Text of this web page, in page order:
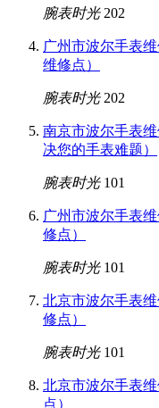
腕表时光 202
广州市波尔手表
维修点）
腕表时光 202
南京市波尔手表
决您的手表难题）
腕表时光 101
广州市波尔手表
修点）
腕表时光 101
北京市波尔手表
修点）
腕表时光 101
北京市波尔手表
点）